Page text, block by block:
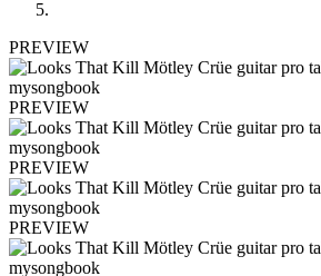
PREVIEW
PREVIEW
PREVIEW
PREVIEW